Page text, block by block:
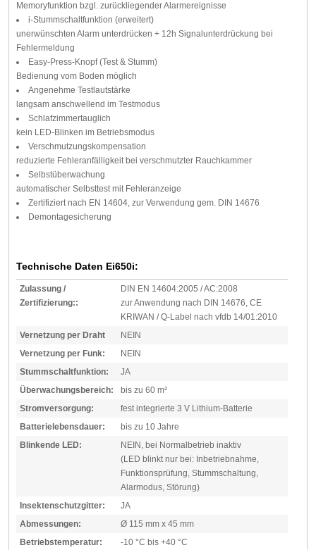
Memoryfunktion bzgl. zurückliegender Alarmereignisse
i-Stummschaltfunktion (erweitert)
unerwünschten Alarm unterdrücken + 12h Signalunterdrückung bei
Fehlermeldung
Easy-Press-Knopf (Test & Stumm)
Bedienung vom Boden möglich
Angenehme Testlautstärke
langsam anschwellend im Testmodus
Schlafzimmertauglich
kein LED-Blinken im Betriebsmodus
Verschmutzungskompensation
reduzierte Fehleranfälligkeit bei verschmutzter Rauchkammer
Selbstüberwachung
automatischer Selbsttest mit Fehleranzeige
Zertifiziert nach EN 14604, zur Verwendung gem. DIN 14676
Demontagesicherung
Technische Daten Ei650i:
Zulassung /
Zertifizierung::
DIN EN 14604:2005 / AC:2008
zur Anwendung nach DIN 14676, CE
KRIWAN / Q-Label nach vfdb 14/01:2010
Vernetzung per Draht
NEIN
Vernetzung per Funk:
NEIN
Stummschaltfunktion:
JA
Überwachungsbereich:
bis zu 60 m²
Stromversorgung:
fest integrierte 3 V Lithium-Batterie
Batterielebensdauer:
bis zu 10 Jahre
Blinkende LED:
NEIN, bei Normalbetrieb inaktiv
(LED blinkt nur bei: Inbetriebnahme,
Funktionsprüfung, Stummschaltung,
Alarmodus, Störung)
Insektenschutzgitter:
JA
Abmessungen:
Ø 115 mm x 45 mm
Betriebstemperatur:
-10 °C bis +40 °C